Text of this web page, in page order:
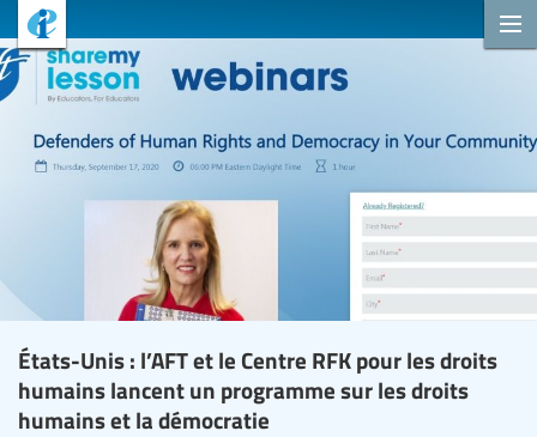
États-Unis : l’AFT et le Centre RFK pour les droits
humains lancent un programme sur les droits
humains et la démocratie